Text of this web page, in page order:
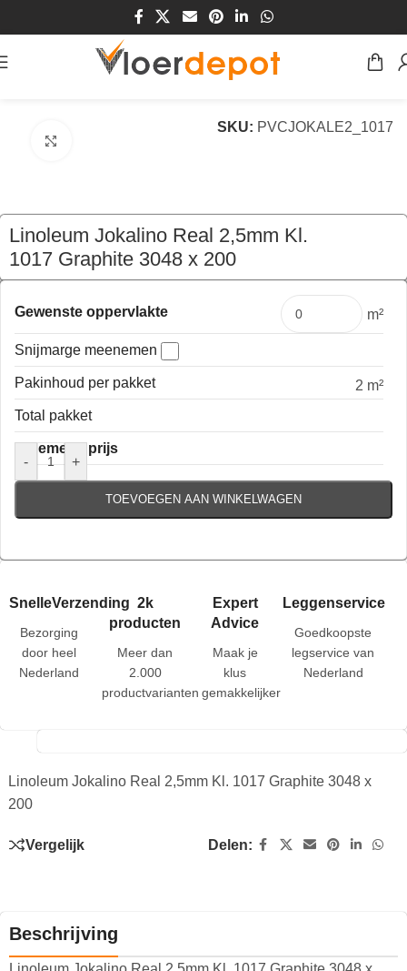
/Vloeren/Vinyl/Linoleum
SKU: PVCJOKALE2_1017
Linoleum Jokalino Real 2,5mm Kl.
1017 Graphite 3048 x 200
€79,00 per mtr
Gewenste oppervlakte m²
Snijmarge meenemen
Pakinhoud per pakket
2 m²
Total pakket
Algemene prijs
-
+
TOEVOEGEN AAN WINKELWAGEN
SnelleVerzending
Bezorging
door heel
Nederland
2k
producten
Meer dan
2.000
productvarianten
Expert
Advice
Maak je
klus
gemakkelijker
Leggenservice
Goedkoopste
legservice van
Nederland
Linoleum Jokalino Real 2,5mm Kl. 1017 Graphite 3048 x
200
Vergelijk Delen:
Beschrijving